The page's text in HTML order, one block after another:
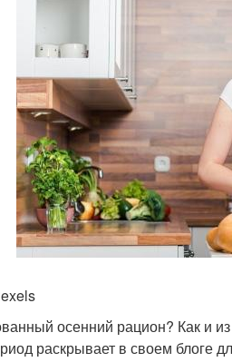
осенний рацион? Как и
раскрывает в своем блоге